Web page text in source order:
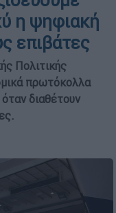
η ψηφιακή
επιβάτες
Πολιτικής
πρωτόκολλα
διαθέτουν